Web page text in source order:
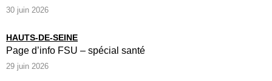
30 juin 2026
HAUTS-DE-SEINE
Page d’info FSU – spécial santé
29 juin 2026